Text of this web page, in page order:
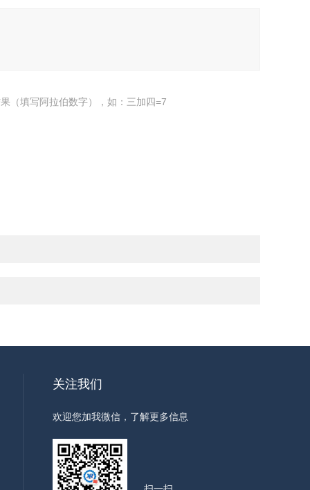
（填写阿拉伯数字），如：三加四=7
关注我们
欢迎您加我微信，了解更多信息